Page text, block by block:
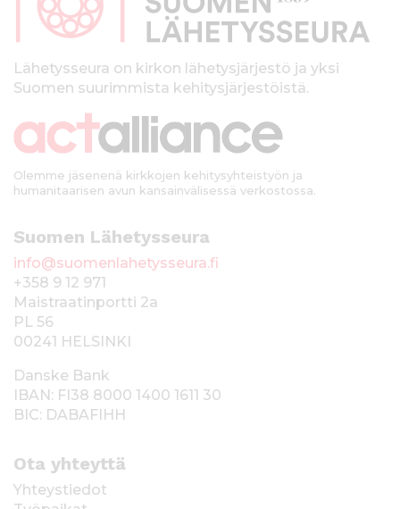
kLähetysseura on kirkon lähetysjärjestö ja yksi
Suomen suurimmista kehitysjärjestöistä.
Olemme jäsenenä kirkkojen kehitysyhteistyön ja
humanitaarisen avun kansainvälisessä verkostossa.
Suomen Lähetysseura
info@suomenlahetysseura.fi
+358 9 12 971
Maistraatinportti 2a
PL 56
00241 HELSINKI
Danske Bank
IBAN: FI38 8000 1400 1611 30
BIC: DABAFIHH
Ota yhteyttä
Yhteystiedot